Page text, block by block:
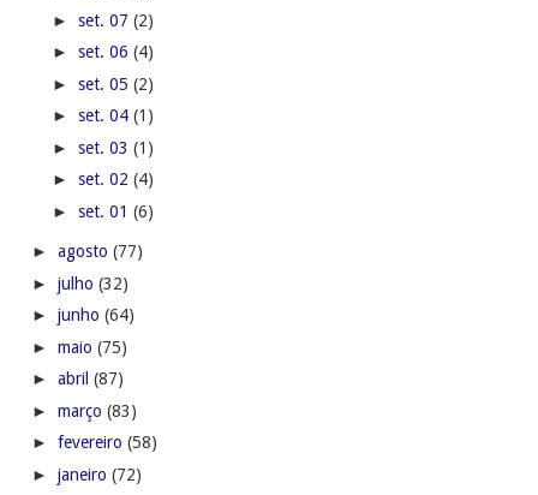
► set. 07 (2)
► set. 06 (4)
► set. 05 (2)
► set. 04 (1)
► set. 03 (1)
► set. 02 (4)
► set. 01 (6)
► agosto (77)
► julho (32)
► junho (64)
► maio (75)
► abril (87)
► março (83)
► fevereiro (58)
► janeiro (72)